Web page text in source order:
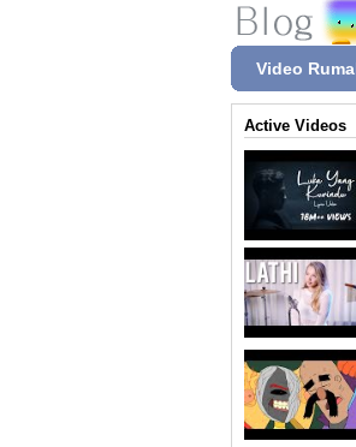
Video
Active Videos